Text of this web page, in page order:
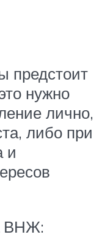
предстоит
нужно
лично,
либо при
и
ВНЖ: